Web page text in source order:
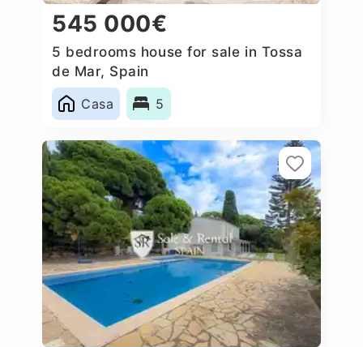
545 000€
5 bedrooms house for sale in Tossa
de Mar, Spain
Casa
5